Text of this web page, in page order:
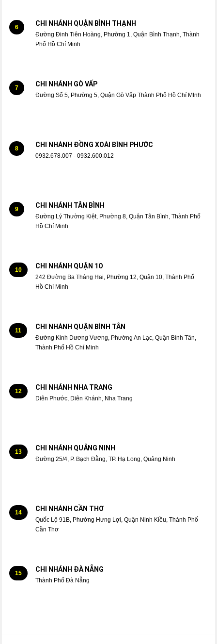
6 CHI NHÁNH QUẬN BÌNH THẠNH
Đường Đinh Tiên Hoàng, Phường 1, Quận Bình Thạnh, Thành
Phố Hồ Chí Minh
7 CHI NHÁNH GÒ VẤP
Đường Số 5, Phường 5, Quận Gò Vấp Thành Phố Hồ Chí MInh
8 CHI NHÁNH ĐỒNG XOÀI BÌNH PHƯỚC
0932.678.007 - 0932.600.012
9 CHI NHÁNH TÂN BÌNH
Đường Lý Thường Kiệt, Phường 8, Quận Tân Bình, Thành Phố
Hồ Chí Minh
10 CHI NHÁNH QUẬN 1O
242 Đường Ba Tháng Hai, Phường 12, Quận 10, Thành Phố
Hồ Chí Minh
11 CHI NHÁNH QUẬN BÌNH TÂN
Đường Kinh Dương Vương, Phường An Lạc, Quận Bình Tân,
Thành Phố Hồ Chí Minh
12 CHI NHÁNH NHA TRANG
Diên Phước, Diên Khánh, Nha Trang
13 CHI NHÁNH QUẢNG NINH
Đường 25/4, P. Bạch Đằng, TP. Hạ Long, Quảng Ninh
14 CHI NHÁNH CẦN THƠ
Quốc Lộ 91B, Phường Hưng Lợi, Quận Ninh Kiều, Thành Phố
Cần Thơ
15 CHI NHÁNH ĐÀ NẴNG
Thành Phố Đà Nẵng